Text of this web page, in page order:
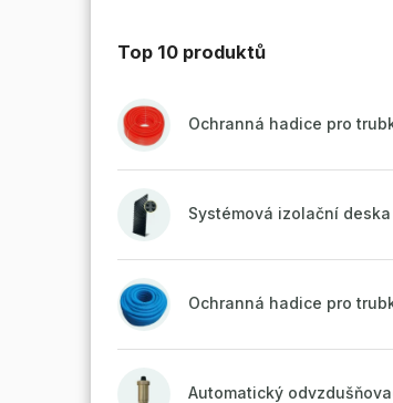
Top 10 produktů